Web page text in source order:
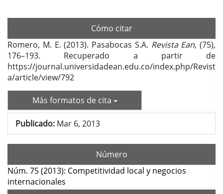
Cómo citar
Romero, M. E. (2013). Pasabocas S.A. Revista Ean, (75),
176–193. Recuperado a partir de
https://journal.universidadean.edu.co/index.php/Revist
a/article/view/792
Más formatos de cita
Publicado: Mar 6, 2013
Número
Núm. 75 (2013): Competitividad local y negocios
internacionales